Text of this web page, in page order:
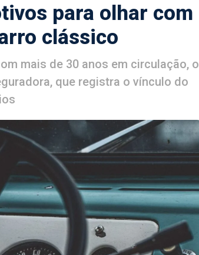
para olhar com
clássico
mais de 30 anos em circulação, o
que registra o vínculo do